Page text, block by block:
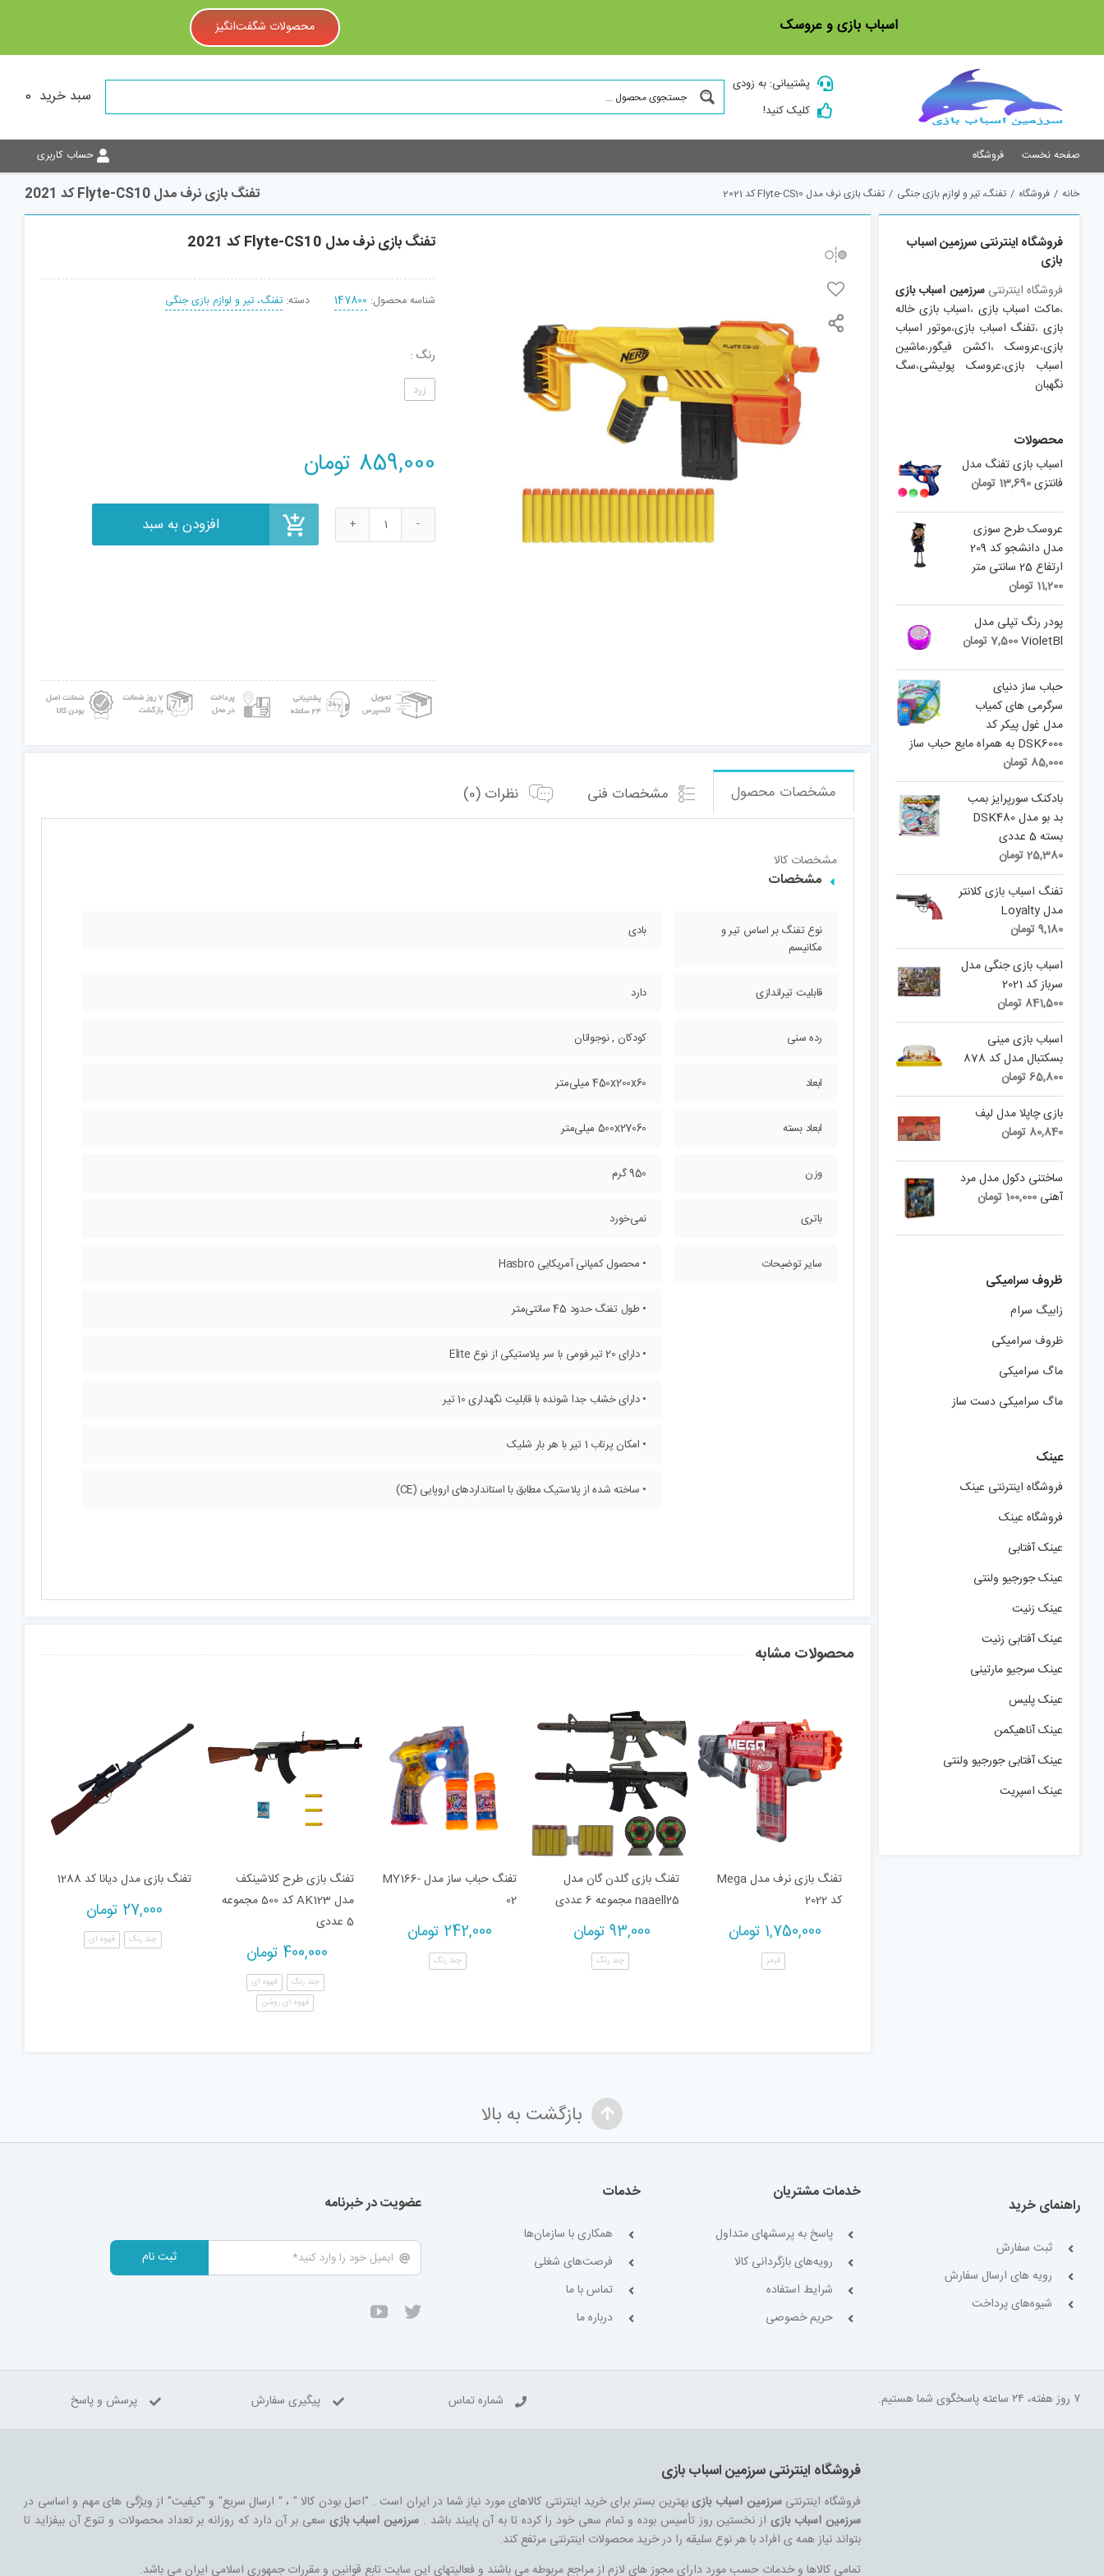
اسباب بازی و عروسک محصولات شگفت‌انگیز
پشتیبانی: به زودی
کلیک کنید!
سبد خرید 0
صفحه نخست فروشگاه حساب کاربری
تفنگ بازی نرف مدل Flyte-CS10 کد 2021 خانه / فروشگاه / تفنگ، تیر و لوازم بازی جنگی / تفنگ بازی نرف مدل Flyte-CS10 کد 2021
تفنگ بازی نرف مدل Flyte-CS10 کد 2021
شناسه محصول: 147800 دسته: تفنگ، تیر و لوازم بازی جنگی
رنگ
زرد
859,000 تومان
تفنگ
عدد
مشخصات محصول مشخصات فنی نظرات (0)
مشخصات کالا
مشخصات
نوع تفنگ بر اساس تیر و
مکانیسم
بادی
قابلیت تیراندازی دارد
رده سنی کودکان , نوجوانان
ابعاد 450x200x60 میلی‌متر
ابعاد بسته 500x27060 میلی‌متر
وزن 950 گرم
باتری نمی‌خورد
سایر توضیحات • محصول کمپانی آمریکایی Hasbro
• طول تفنگ حدود 45 سانتی‌متر
• دارای 20 تیر فومی با سر پلاستیکی از نوع Elite
• دارای خشاب جدا شونده با قابلیت نگهداری 10 تیر
• امکان پرتاب 1 تیر با هر بار شلیک
• ساخته شده از پلاستیک مطابق با استانداردهای اروپایی (CE)
محصولات مشابه
تفنگ بازی نرف مدل Mega
کد 2022
1,750,000 تومان
قرمز
تفنگ بازی گلدن گان مدل
naaell25 مجموعه 6 عددی
93,000 تومان
چند رنگ
تفنگ حباب ساز مدل MY166-
02
242,000 تومان
چند رنگ
تفنگ بازی طرح کلاشینکف
مدل AK123 کد 500 مجموعه
5 عددی
400,000 تومان
چند رنگ
قهوه ای
قهوه ای روشن
تفنگ بازی مدل دیانا کد 1288
27,000 تومان
چند رنگ قهوه ای
فروشگاه اینترنتی سرزمین اسباب
بازی
فروشگاه اینترنتیسرزمین اسباب بازی
،ماکت اسباب بازی ،اسباب بازی خاله
بازی،تفنگ اسباب بازی،موتور اسباب
بازی،عروسک،اکشن فیگور،ماشین
اسباب بازی،عروسک پولیشی،سگ
نگهبان
محصولات
اسباب بازی تفنگ مدل
فانتزی13,690 تومان
عروسک طرح سوزی
مدل دانشجو کد 209
ارتفاع 25 سانتی متر
11,200 تومان
پودر رنگ تپلی مدل
VioletBl
7,500تومان
حباب ساز دنیای
سرگرمی های کمیاب
مدل غول پیکر کد
DSK6000 به همراه مایع حباب ساز
85,000 تومان
بادکنک سورپرایز بمب
بد بو مدل DSK480
بسته 5 عددی
25,380تومان
تفنگ اسباب بازی کلانتر
مدل Loyalty
9,180تومان
اسباب بازی جنگی مدل
سرباز کد 2021
841,500 تومان
اسباب بازی مینی
بسکتبال مدل کد 878
65,800تومان
بازی چاپلا مدل لپف
80,840 تومان
ساختنی دکول مدل مرد
آهنی 100,000 تومان
ظروف سرامیکی
زابیگ سرام
ظروف سرامیکی
ماگ سرامیکی
ماگ سرامیکی دست ساز
عینک
فروشگاه اینترنتی عینک
فروشگاه عینک
عینک آفتابی
عینک جورجیو ولنتی
عینک زنیت
عینک آفتابی زنیت
عینک سرجیو مارتینی
عینک پلیس
عینک آناهیکمن
عینک آفتابی جورجیو ولنتی
عینک اسپریت
بازگشت به بالا
راهنمای خرید
ثبت سفارش
رویه های ارسال سفارش
شیوه‌های پرداخت
خدمات مشتریان
پاسخ به پرسشهای متداول
رویه‌های بازگردانی کالا
شرایط استفاده
حریم خصوصی
خدمات
همکاری با سازمان‌ها
فرصت‌های شغلی
تماس با ما
درباره ما
عضویت در خبرنامه
ثبت نام
۷ روز هفته، ۲۴ ساعته پاسخگوی شما هستیم. شماره تماس پیگیری سفارش پرسش و پاسخ
فروشگاه اینترنتی سرزمین اسباب بازی
فروشگاه اینترنتیسرزمین اسباب بازیبهترین بستر برای خرید اینترنتی کالاهای مورد نیاز شما در ایران است . "اصل بودن کالا " ، " ارسال سریع" و "کیفیت" از ویژگی های مهم و اساسی در
سرزمین اسباب بازیاز نخستین روز تأسیس بوده و تمام سعی خود را کرده تا به آن پایبند باشد . سرزمین اسباب بازی سعی بر آن دارد که روزانه بر تعداد محصولات و تنوع آن بیفزاید تا
بتواند نیاز همه ی افراد با هر نوع سلیقه را در خرید محصولات اینترنتی مرتفع کند.
تمامی کالاها و خدمات حسب مورد دارای مجوز های لازم از مراجع مربوطه می باشند و فعالیتهای این سایت تابع قوانین و مقررات جمهوری اسلامی ایران می باشد.